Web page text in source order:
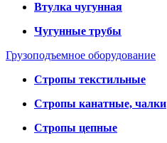
Втулка чугунная
Чугунные трубы
Грузоподъемное оборудование
Стропы текстильные
Стропы канатные, чалки
Стропы цепные